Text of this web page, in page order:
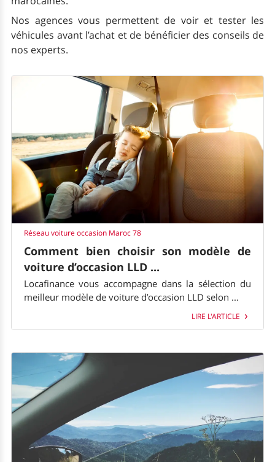
Nos agences vous permettent de voir et tester les
véhicules avant l’achat et de bénéficier des conseils de
nos experts.
Réseau voiture occasion Maroc 78
Comment bien choisir son modèle de
voiture d’occasion LLD ...
Locafinance vous accompagne dans la sélection du
meilleur modèle de voiture d’occasion LLD selon ...
LIRE L'ARTICLE